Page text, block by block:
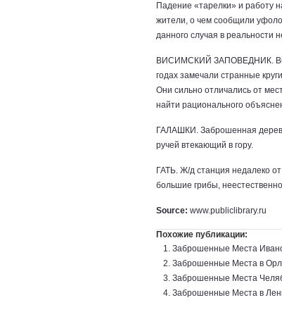
Падение «тарелки» и работу
жители, о чем сообщили
данного случая в реальности
ВИСИМСКИЙ ЗАПОВЕДНИК.
годах замечали странные
Они сильно отличались от
найти рационального
ГАЛАШКИ. Заброшенная
ручей втекающий в гору.
ГАТЬ. Ж/д станция недалеко
большие грибы,
Source: www.publiclibrary.ru
Похожие публикации:
Заброшенные Места
Заброшенные Места в
Заброшенные Места
Заброшенные Места в